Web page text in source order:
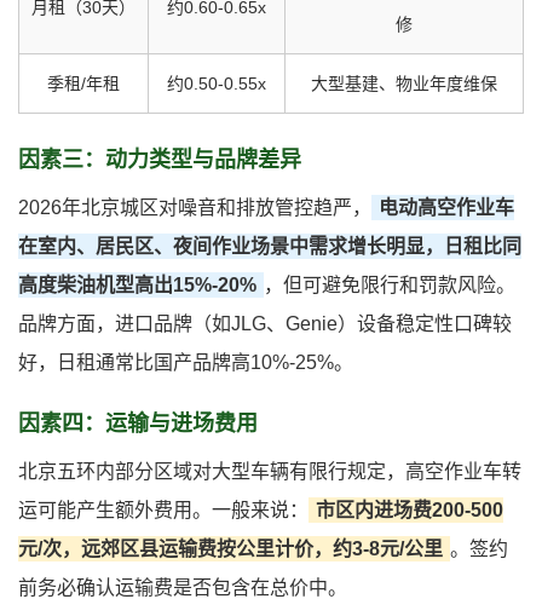
月租（30天）
约0.60-0.65x
修
季租/年租 约0.50-0.55x 大型基建、物业年度维保
因素三：动力类型与品牌差异
2026年北京城区对噪音和排放管控趋严，
电动高空作业车
在室内、居民区、夜间作业场景中需求增长明显，日租比同
高度柴油机型高出15%-20% ，但可避免限行和罚款风险。
品牌方面，进口品牌（如JLG、Genie）设备稳定性口碑较
好，日租通常比国产品牌高10%-25%。
因素四：运输与进场费用
北京五环内部分区域对大型车辆有限行规定，高空作业车转
运可能产生额外费用。一般来说：
市区内进场费200-500
元/次，远郊区县运输费按公里计价，约3-8元/公里 。签约
前务必确认运输费是否包含在总价中。